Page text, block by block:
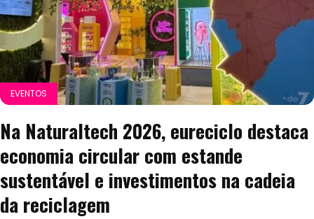
EVENTOS
Na Naturaltech 2026, eureciclo destaca
economia circular com estande
sustentável e investimentos na cadeia
da reciclagem